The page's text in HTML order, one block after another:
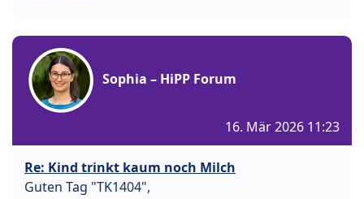
Sophia – HiPP Forum
16. Mär 2026 11:23
Re: Kind trinkt kaum noch Milch
Guten Tag "TK1404",